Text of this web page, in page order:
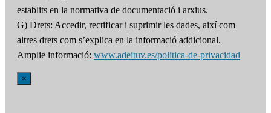
establits en la normativa de documentació i arxius.
G) Drets: Accedir, rectificar i suprimir les dades, així com
altres drets com s’explica en la informació addicional.
Amplie informació: www.adeituv.es/politica-de-privacidad
×